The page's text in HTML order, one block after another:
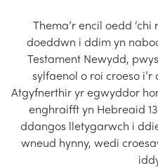
Thema’r encil oedd
doeddwn i ddim yn
Testament Newydd,
sylfaenol o roi croeso
Atgyfnerthir yr egwyddor
enghraifft yn Hebreaid
ddangos lletygarwch i
wneud hynny, wedi